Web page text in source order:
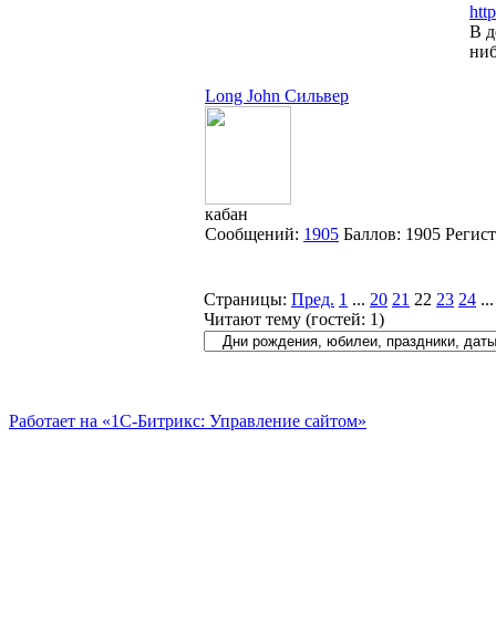
В
Long John Сильвер
кабан
Сообщений: 1905 Баллов: 1905
Страницы: Пред. 1 ... 20 21 22 23 24 ...
Читают тему (гостей: 1)
Работает на «1С-Битрикс: Управление сайтом»